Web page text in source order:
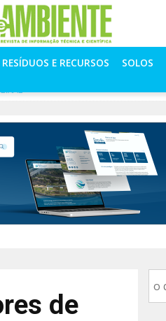
RESÍDUOS E RECURSOS
SOLOS
de